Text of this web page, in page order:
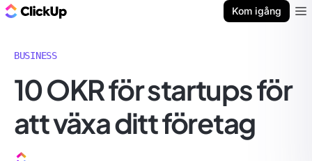
Kom igång
BUSINESS
10 OKR för startups för
att växa ditt företag